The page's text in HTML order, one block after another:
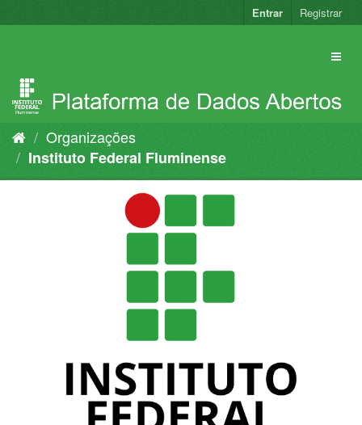
para
Entrar Registrar
Organizações
Instituto Federal Fluminense